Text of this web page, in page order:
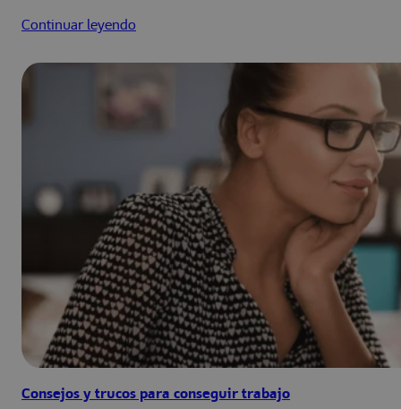
Continuar leyendo
Consejos y trucos para conseguir trabajo